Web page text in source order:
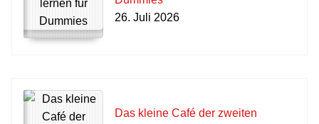
26. Juli 2026
Das kleine Café der zweiten